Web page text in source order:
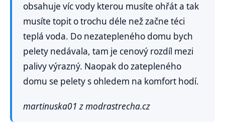
obsahuje víc vody kterou musíte ohřát a tak
musíte topit o trochu déle než začne téci
teplá voda. Do nezatepleného domu bych
pelety nedávala, tam je cenový rozdíl mezi
palivy výrazný. Naopak do zatepleného
domu se pelety s ohledem na komfort hodí.
martinuska01 z modrastrecha.cz